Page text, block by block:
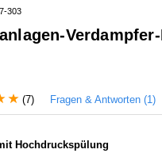
303
(7) Fragen & Antworten (1)
Hochdruckspülung